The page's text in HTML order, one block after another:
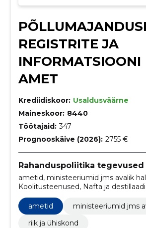
REGISTRITE JA
INFORMATSIOONI
AMET
Krediidiskoor: Usaldusväärne
Maineskoor: 8440
Töötajaid: 347
Prognooskäive (2026): 2755 €
Rahanduspoliitika tegevused
ametid, ministeeriumid jms avalik
Koolitusteenused, Nafta ja
bensiin, Toiduõli, Piimatooted, Jahu
Nisujahu, Teraviljatooted
ametid
ministeeriumid jms
riik ja ühiskond